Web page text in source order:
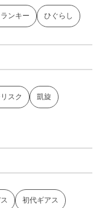
ンキー ひぐらし
スク 凱旋
初代ギアス